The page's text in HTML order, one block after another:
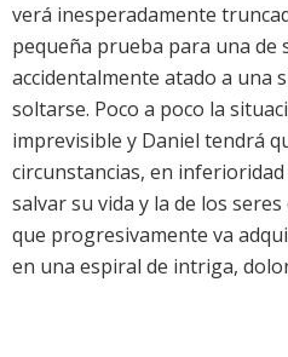
verá inesperadamente
pequeña prueba para una de
accidentalmente atado a una
soltarse. Poco a poco la
imprevisible y Daniel tendrá
circunstancias, en
salvar su vida y la de los
que progresivamente va
en una espiral de intriga,